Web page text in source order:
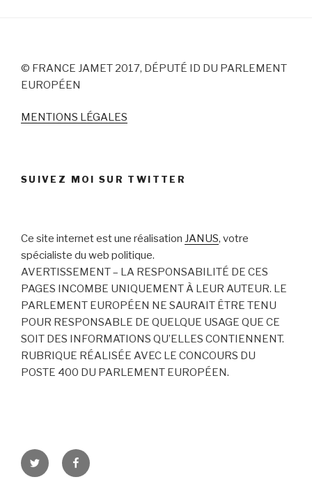
© FRANCE JAMET 2017, DÉPUTÉ ID DU PARLEMENT
EUROPÉEN
MENTIONS LÉGALES
SUIVEZ MOI SUR TWITTER
Ce site internet est une réalisation JANUS, votre
spécialiste du web politique.
AVERTISSEMENT – LA RESPONSABILITÉ DE CES
PAGES INCOMBE UNIQUEMENT À LEUR AUTEUR. LE
PARLEMENT EUROPÉEN NE SAURAIT ÊTRE TENU
POUR RESPONSABLE DE QUELQUE USAGE QUE CE
SOIT DES INFORMATIONS QU’ELLES CONTIENNENT.
RUBRIQUE RÉALISÉE AVEC LE CONCOURS DU
POSTE 400 DU PARLEMENT EUROPÉEN.
Twitter Facebook